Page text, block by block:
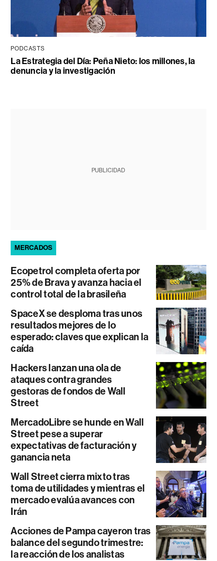
PODCASTS
La Estrategia del Día: Peña Nieto: los millones, la
denuncia y la investigación
PUBLICIDAD
MERCADOS
Ecopetrol completa oferta por
25% de Brava y avanza hacia el
control total de la brasileña
SpaceX se desploma tras unos
resultados mejores de lo
esperado: claves que explican la
caída
Hackers lanzan una ola de
ataques contra grandes
gestoras de fondos de Wall
Street
MercadoLibre se hunde en Wall
Street pese a superar
expectativas de facturación y
ganancia neta
Wall Street cierra mixto tras
toma de utilidades y mientras el
mercado evalúa avances con
Irán
Acciones de Pampa cayeron tras
balance del segundo trimestre:
la reacción de los analistas